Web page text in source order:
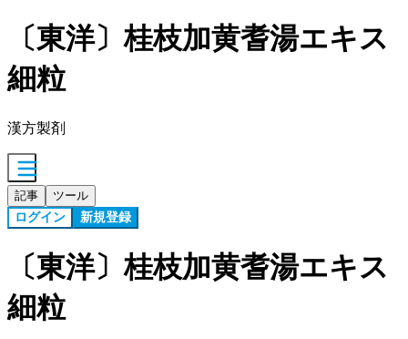
〔東洋〕桂枝加黄耆湯エキス
細粒
漢方製剤
記事 ツール
ログイン 新規登録
〔東洋〕桂枝加黄耆湯エキス
細粒